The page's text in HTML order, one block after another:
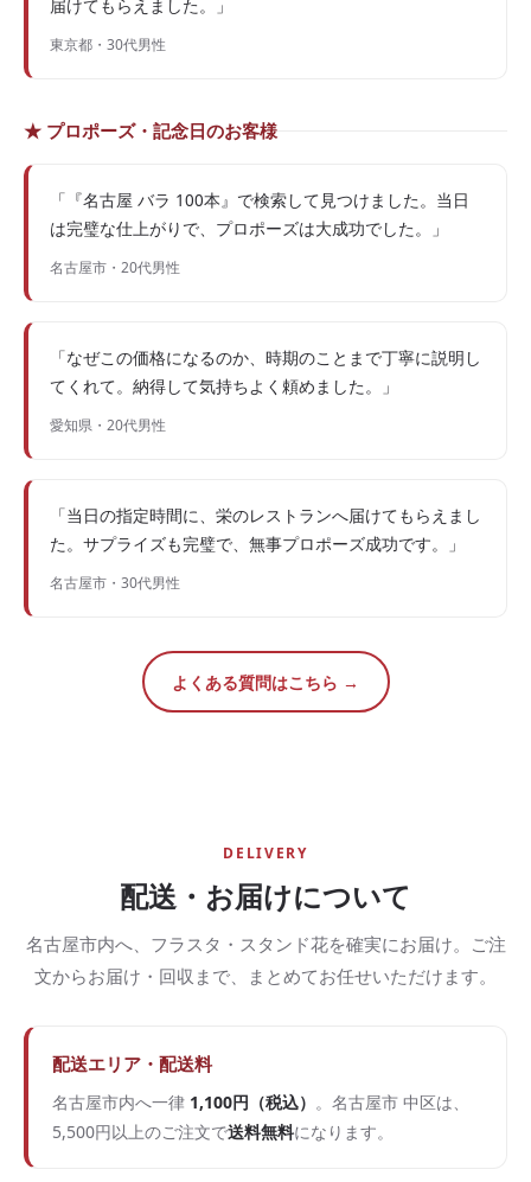
届けてもらえました。」
東京都・30代男性
★ プロポーズ・記念日のお客様
「『名古屋 バラ 100本』で検索して見つけました。当日
は完璧な仕上がりで、プロポーズは大成功でした。」
名古屋市・20代男性
「なぜこの価格になるのか、時期のことまで丁寧に説明し
てくれて。納得して気持ちよく頼めました。」
愛知県・20代男性
「当日の指定時間に、栄のレストランへ届けてもらえまし
た。サプライズも完璧で、無事プロポーズ成功です。」
名古屋市・30代男性
よくある質問はこちら →
DELIVERY
配送・お届けについて
名古屋市内へ、フラスタ・スタンド花を確実にお届け。ご注
文からお届け・回収まで、まとめてお任せいただけます。
配送エリア・配送料
名古屋市内へ一律 1,100円（税込） 。名古屋市 中区は、
5,500円以上のご注文で送料無料になります。